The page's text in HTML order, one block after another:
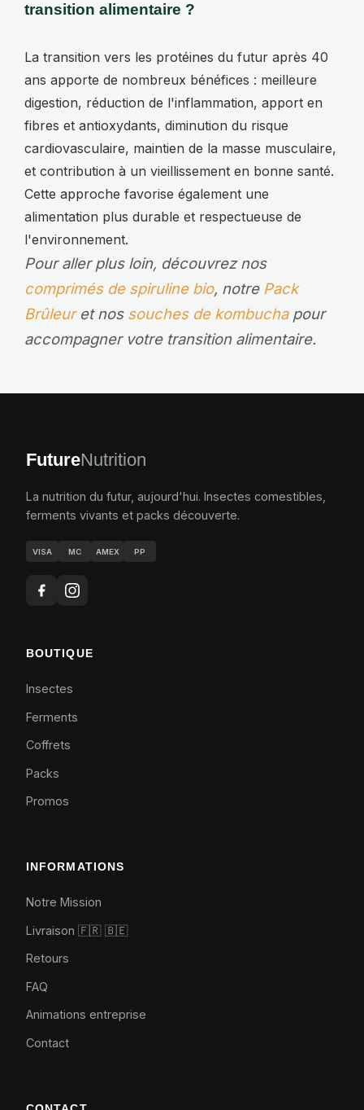
transition alimentaire ?
La transition vers les protéines du futur après 40
ans apporte de nombreux bénéfices : meilleure
digestion, réduction de l'inflammation, apport en
fibres et antioxydants, diminution du risque
cardiovasculaire, maintien de la masse musculaire,
et contribution à un vieillissement en bonne santé.
Cette approche favorise également une
alimentation plus durable et respectueuse de
l'environnement.
Pour aller plus loin, découvrez nos
comprimés de spiruline bio, notre Pack
Brûleuret nos souches de kombuchapour
accompagner votre transition alimentaire.
FutureNutrition
La nutrition du futur, aujourd'hui. Insectes comestibles,
ferments vivants et packs découverte.
VISA MC AMEX PP
BOUTIQUE
Insectes
Ferments
Coffrets
Packs
Promos
INFORMATIONS
Notre Mission
Livraison 🇫🇷 🇧🇪
Retours
FAQ
Animations entreprise
Contact